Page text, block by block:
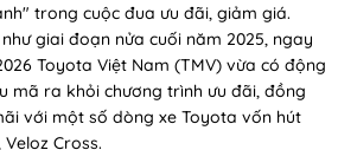
trong cuộc đua ưu đãi, giảm giá.
giai đoạn nửa cuối năm 2025, ngay
Toyota Việt Nam (TMV) vừa có động
mã ra khỏi chương trình ưu đãi, đồng
với một số dòng xe Toyota vốn hút
Cross.